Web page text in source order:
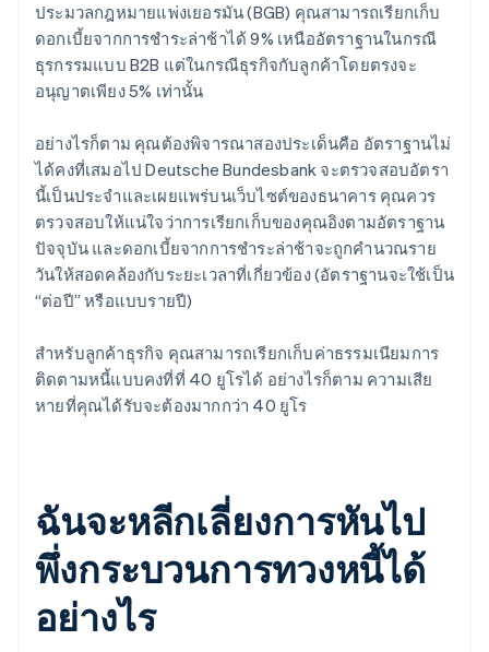
ประมวลกฎหมายแพ่งเยอรมัน (BGB) คุณสามารถเรียกเก็บ
ดอกเบี้ยจากการชำระล่าช้าได้ 9% เหนืออัตราฐานในกรณี
ธุรกรรมแบบ B2B แต่ในกรณีธุรกิจกับลูกค้าโดยตรงจะ
อนุญาตเพียง 5% เท่านั้น
อย่างไรก็ตาม คุณต้องพิจารณาสองประเด็นคือ อัตราฐานไม่
ได้คงที่เสมอไป Deutsche Bundesbank จะตรวจสอบอัตรา
นี้เป็นประจำและเผยแพร่บนเว็บไซต์ของธนาคาร คุณควร
ตรวจสอบให้แน่ใจว่าการเรียกเก็บของคุณอิงตามอัตราฐาน
ปัจจุบัน และดอกเบี้ยจากการชำระล่าช้าจะถูกคำนวณราย
วันให้สอดคล้องกับระยะเวลาที่เกี่ยวข้อง (อัตราฐานจะใช้เป็น
“ต่อปี” หรือแบบรายปี)
สำหรับลูกค้าธุรกิจ คุณสามารถเรียกเก็บค่าธรรมเนียมการ
ติดตามหนี้แบบคงที่ที่ 40 ยูโรได้ อย่างไรก็ตาม ความเสีย
หายที่คุณได้รับจะต้องมากกว่า 40 ยูโร
ฉันจะหลีกเลี่ยงการหันไป
พึ่งกระบวนการทวงหนี้ได้
อย่างไร